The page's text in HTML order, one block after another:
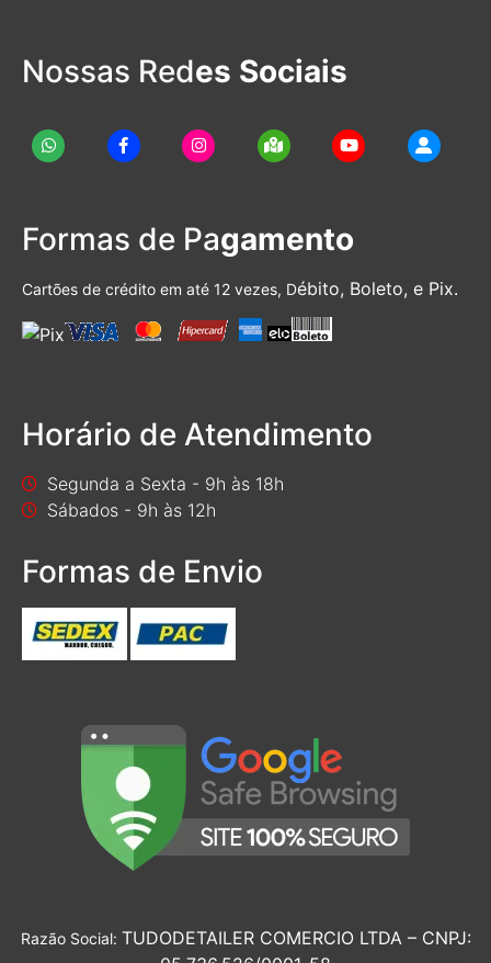
Nossas Redes Sociais
Formas de Pagamento
Cartões de crédito em até 12 vezes, Débito, Boleto, e Pix.
Horário de Atendimento
Segunda a Sexta - 9h às 18h
Sábados - 9h às 12h
Formas de Envio
Razão Social: TUDODETAILER COMERCIO LTDA – CNPJ: